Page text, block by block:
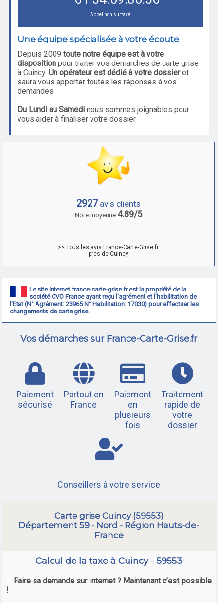
Appel non surtaxé
Une équipe spécialisée à votre écoute
Depuis 2009 toute notre équipe est à votre
dispositionpour traiter vos demarches de carte grise
à Cuincy. Un opérateur est dédié à votre dossieret
saura vous apporter toutes les réponses à vos
demandes.
Du Lundi au Samedinous sommes joignables pour
vous aider à finaliser votre dossier.
2927avis clients
Note moyenne 4.89/5
>> Tous les avis France-Carte-Grise.fr
près de Cuincy
Le site internet france-carte-grise.fr est la propriété de la
société CVO France ayant reçu l'agrément et l'habilitation de
l'Etat (N° Agrément: 23965 N° Habilitation: 17030) pour effectuer les
changements de carte grise.
Vos démarches sur France-Carte-Grise.fr
Paiement
sécurisé
Partout en
France
Paiement
en
plusieurs
fois
Traitement
rapide de
votre
dossier
Conseillers à votre service
Carte grise Cuincy (59553)
Département 59 - Nord - Région Hauts-de-
France
Calcul de la taxe à Cuincy - 59553
Faire sa demande sur internet ? Maintenant c’est possible
!